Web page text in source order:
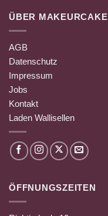
ÜBER MAKEURCAKE
AGB
Datenschutz
Impressum
Jobs
Kontakt
Laden Wallisellen
ÖFFNUNGSZEITEN